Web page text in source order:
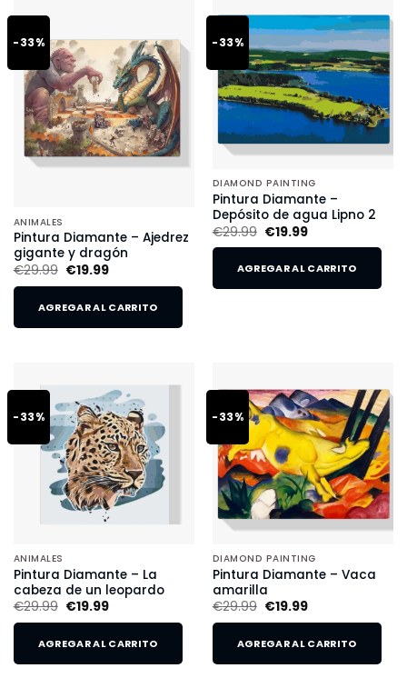
-33%
ANIMALES
Pintura Diamante – Ajedrez
gigante y dragón
€29.99 €19.99
AGREGAR AL CARRITO
-33%
DIAMOND PAINTING
Pintura Diamante –
Depósito de agua Lipno 2
€29.99 €19.99
AGREGAR AL CARRITO
-33%
ANIMALES
Pintura Diamante – La
cabeza de un leopardo
€29.99 €19.99
AGREGAR AL CARRITO
-33%
DIAMOND PAINTING
Pintura Diamante – Vaca
amarilla
€29.99 €19.99
AGREGAR AL CARRITO